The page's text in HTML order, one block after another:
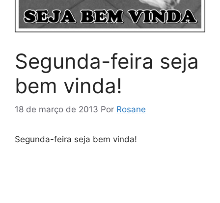
Segunda-feira seja
bem vinda!
18 de março de 2013 Por Rosane
Segunda-feira seja bem vinda!